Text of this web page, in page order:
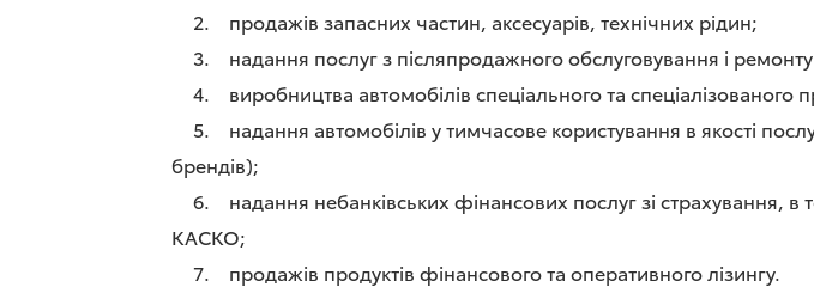
продажів запасних частин, аксесуарів, технічних рідин;
надання послуг з післяпродажного обслуговування і
виробництва автомобілів спеціального та
надання автомобілів у тимчасове користування в якості
брендів);
надання небанківських фінансових послуг зі страхування,
КАСКО;
продажів продуктів фінансового та оперативного лізингу.